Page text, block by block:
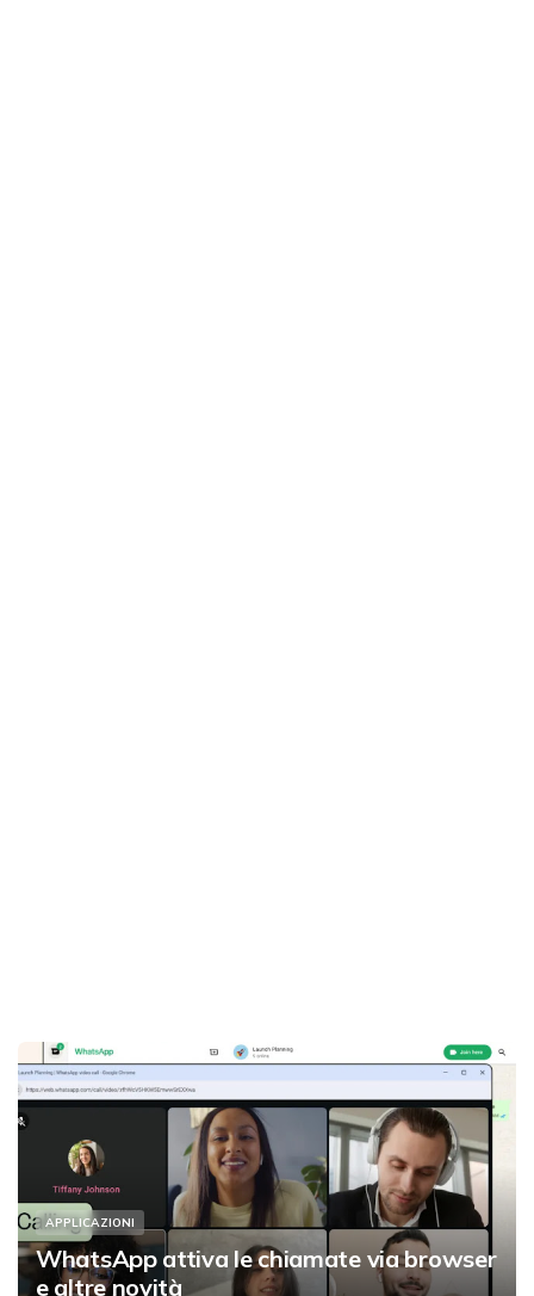
APPLICAZIONI
WhatsApp attiva le chiamate via browser
e altre novità